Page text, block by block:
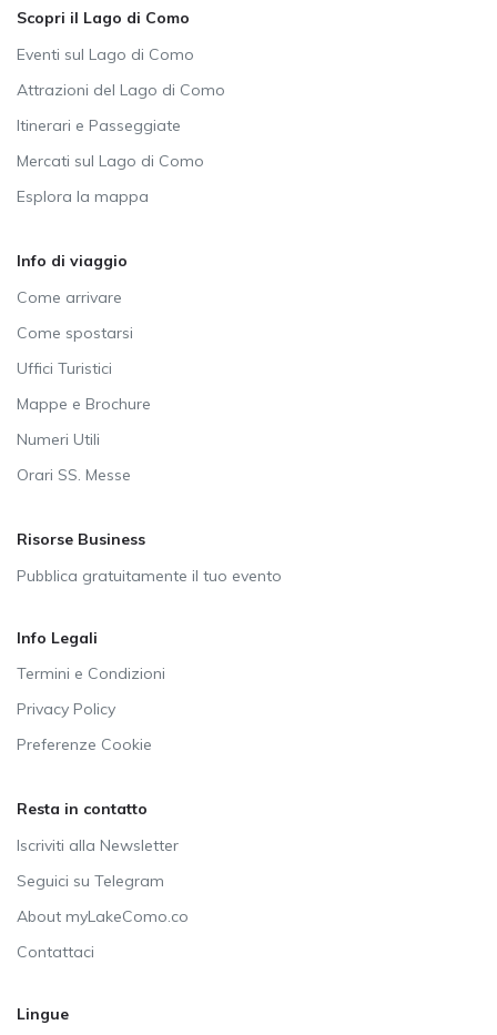
Scopri il Lago di Como
Eventi sul Lago di Como
Attrazioni del Lago di Como
Itinerari e Passeggiate
Mercati sul Lago di Como
Esplora la mappa
Info di viaggio
Come arrivare
Come spostarsi
Uffici Turistici
Mappe e Brochure
Numeri Utili
Orari SS. Messe
Risorse Business
Pubblica gratuitamente il tuo evento
Info Legali
Termini e Condizioni
Privacy Policy
Preferenze Cookie
Resta in contatto
Iscriviti alla Newsletter
Seguici su Telegram
About myLakeComo.co
Contattaci
Lingue